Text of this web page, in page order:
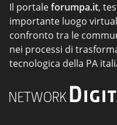
Il portaleforumpa.it,
importante luogo
confronto tra le
nei processi di
tecnologica della PA